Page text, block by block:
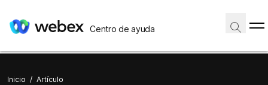
Centro de ayuda
Inicio / Artículo